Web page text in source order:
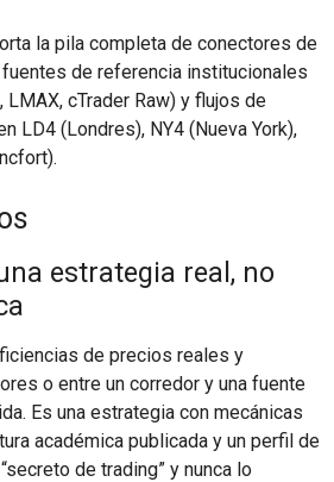
la pila completa de conectores de
de referencia institucionales
LMAX, cTrader Raw) y flujos de
LD4 (Londres), NY4 (Nueva York),
estrategia real, no
de precios reales y
o entre un corredor y una fuente
Es una estrategia con mecánicas
académica publicada y un perfil de
de trading” y nunca lo